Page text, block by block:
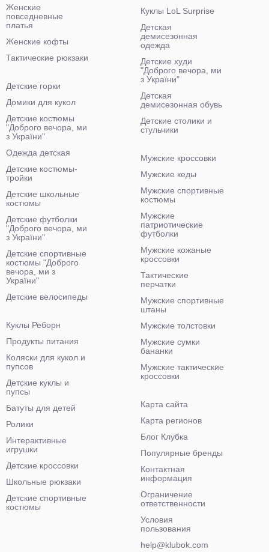
Женские
повседневные
платья
Женские кофты
Тактические рюкзаки
Куклы LoL Surprise
Детская
демисезонная
одежда
Детские худи
"Доброго вечора, ми
з України"
Детская
демисезонная обувь
Детские столики и
стульчики
Детские горки
Домики для кукол
Детские костюмы
"Доброго вечора, ми
з України"
Одежда детская
Детские костюмы-
тройки
Детские школьные
костюмы
Детские футболки
"Доброго вечора, ми
з України"
Детские спортивные
костюмы "Доброго
вечора, ми з
України"
Детские велосипеды
Мужские кроссовки
Мужские кеды
Мужские спортивные
костюмы
Мужские
патриотические
футболки
Мужские кожаные
кроссовки
Тактические
перчатки
Мужские спортивные
штаны
Мужские толстовки
Мужские сумки
бананки
Мужские тактические
кроссовки
Куклы Реборн
Продукты питания
Коляски для кукол и
пупсов
Детские куклы и
пупсы
Батуты для детей
Ролики
Интерактивные
игрушки
Детские кроссовки
Школьные рюкзаки
Детские спортивные
костюмы
Карта сайта
Карта регионов
Блог Клубка
Популярные бренды
Контактная
информация
Ограничение
ответственности
Условия
пользования
help@klubok.com